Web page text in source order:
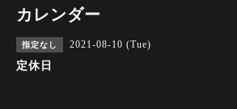
カレンダー
指定なし 2021-08-10 (Tue)
定休日